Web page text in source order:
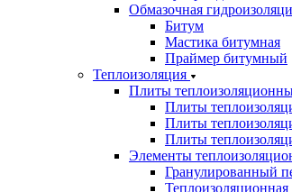
Обмазочная
Битум
Мастика битумная
Праймер битумный
Теплоизоляция
Плиты
Плиты
Плиты
Плиты
Элементы
Гранулированный
Теплоизоляционная